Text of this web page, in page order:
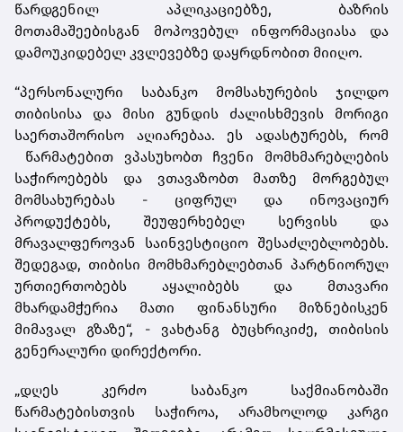
წარდგენილ აპლიკაციებზე, ბაზრის
მოთამაშეებისგან მოპოვებულ ინფორმაციასა და
დამოუკიდებელ კვლევებზე დაყრდნობით მიიღო.
“პერსონალური საბანკო მომსახურების ჯილდო
თიბისისა და მისი გუნდის ძალისხმევის მორიგი
საერთაშორისო აღიარებაა. ეს ადასტურებს, რომ
წარმატებით ვპასუხობთ ჩვენი მომხმარებლების
საჭიროებებს და ვთავაზობთ მათზე მორგებულ
მომსახურებას - ციფრულ და ინოვაციურ
პროდუქტებს, შეუფერხებელ სერვისს და
მრავალფეროვან საინვესტიციო შესაძლებლობებს.
შედეგად, თიბისი მომხმარებლებთან პარტნიორულ
ურთიერთობებს აყალიბებს და მთავარი
მხარდამჭერია მათი ფინანსური მიზნებისკენ
მიმავალ გზაზე“, - ვახტანგ ბუცხრიკიძე, თიბისის
გენერალური დირექტორი.
„დღეს კერძო საბანკო საქმიანობაში
წარმატებისთვის საჭიროა, არამხოლოდ კარგი